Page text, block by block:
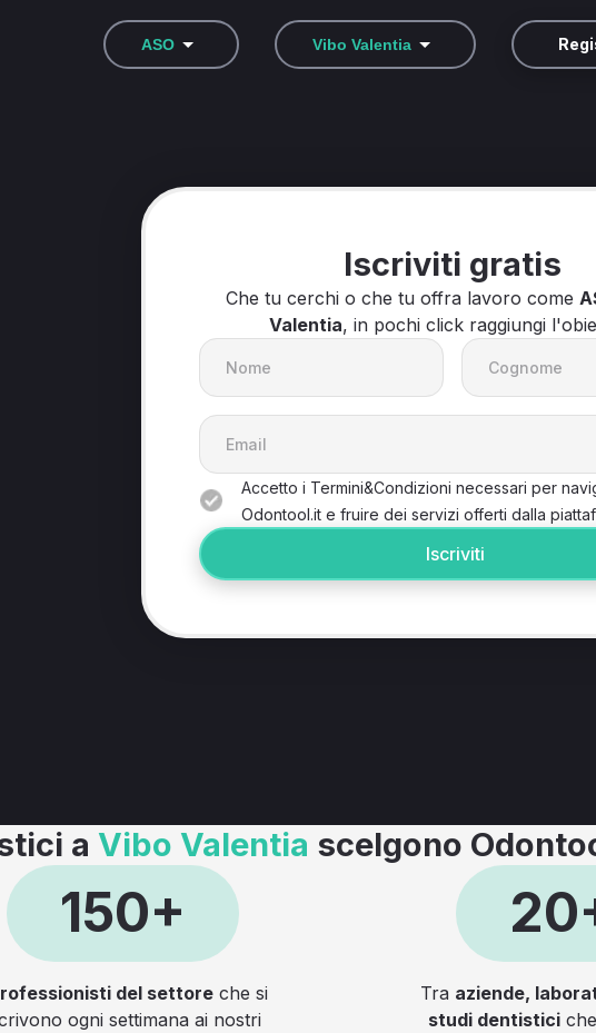
ASO Vibo Valentia
Iscriviti gratis
Che tu cerchi o che tu offra lavoro come
Valentia, in pochi click raggiungi
Accetto i Termini&Condizioni necessari per
Odontool.it e fruire dei servizi offerti dalla
Iscriviti
a Vibo Valentia scelgono
150+
del settore che si
ogni settimana ai nostri
Tra aziende,
studi dentistici